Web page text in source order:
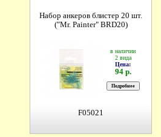
Набор анкеров блистер 20 шт.
("Mr. Painter" BRD20)
в наличии
2 вида
Цена:
94 р.
F05021